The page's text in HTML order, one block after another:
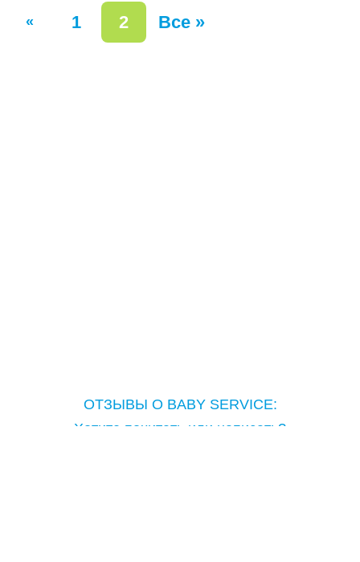
« 1 2 Все »
ОТЗЫВЫ О BABY SERVICE:
Хотите почитать или написать?